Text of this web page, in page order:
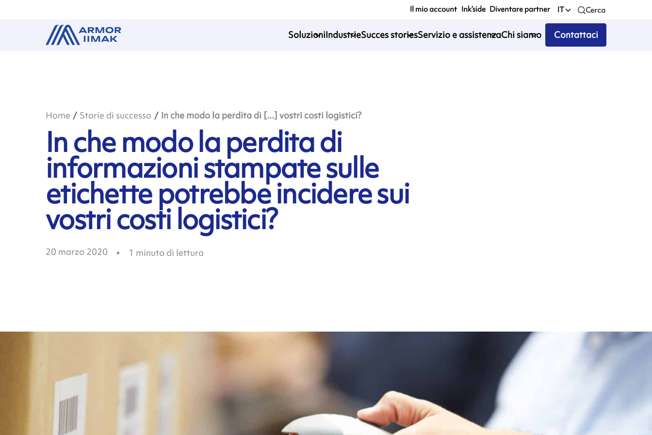
Il mio account Ink’side Diventare partner IT Cerca
SoluzioniIndustrieSucces storiesServizio e assistenzaChi siamo Contattaci
Home Storie di successo In che modo la perdita di [...] vostri costi logistici?
In che modo la perdita di
informazioni stampate sulle
etichette potrebbe incidere sui
vostri costi logistici?
20 marzo 2020 1 minuto di lettura